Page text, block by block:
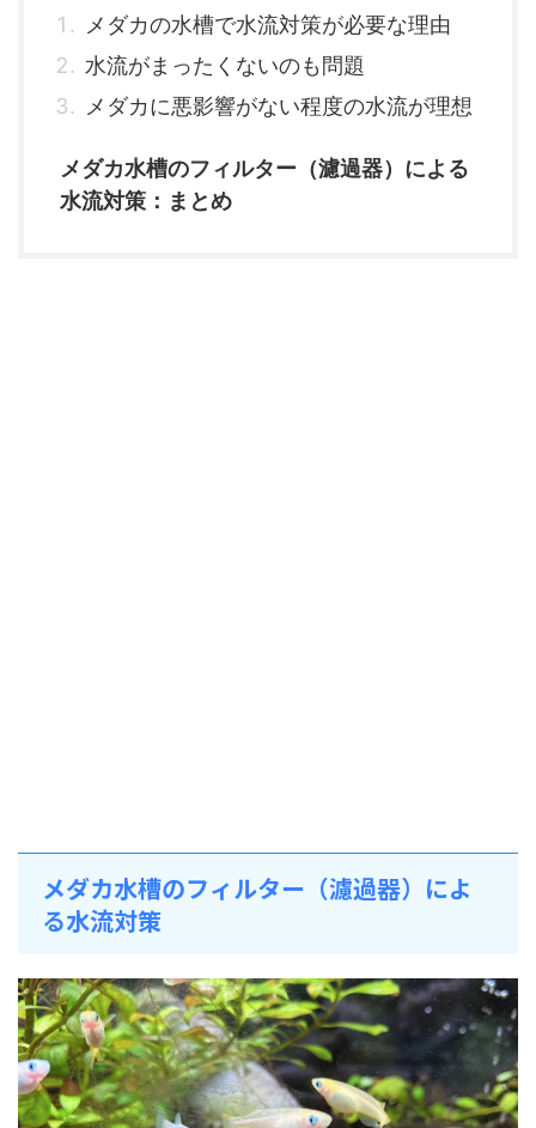
メダカの水槽で水流対策が必要な理由
水流がまったくないのも問題
メダカに悪影響がない程度の水流が理想
メダカ水槽のフィルター（濾過器）による
水流対策：まとめ
メダカ水槽のフィルター（濾過器）によ
る水流対策